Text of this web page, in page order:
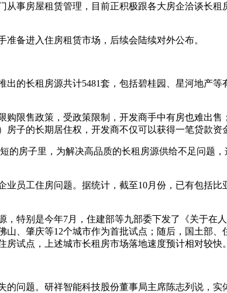
事房屋租赁管理，目前正积极跟各大房企洽谈长
备进入住房租赁市场，后续会陆续对外公布。
的长租房源共计5481套，包括碧桂园、星河地产
限售政策，受政策限制，开发商手中有房也难出
子的长期居住权，开发商不仅可以获得一笔贷款资
的房子里，为解决高品质的长租房源供给不足问题
员工住房问题。据统计，截至10月份，已有包括
特别是今年7月，住建部等九部委下发了《关于在
、肇庆等12个城市作为首批试点；随后，国土部
试点，上述城市长租房市场落地速度预计相对较快。
问题。研祥智能科技股份董事局主席陈志列说，